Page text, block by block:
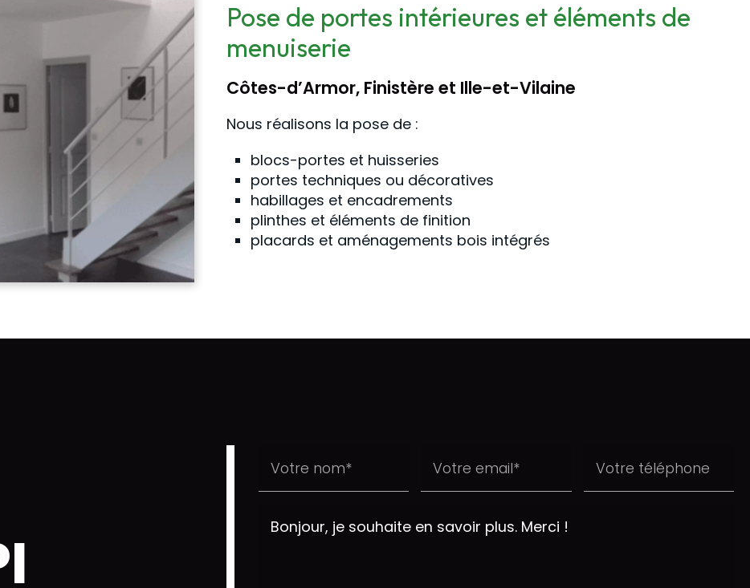
Pose de portes intérieures et éléments de
menuiserie
Côtes-d’Armor, Finistère et Ille-et-Vilaine
Nous réalisons la pose de :
blocs-portes et huisseries
portes techniques ou décoratives
habillages et encadrements
plinthes et éléments de finition
placards et aménagements bois intégrés